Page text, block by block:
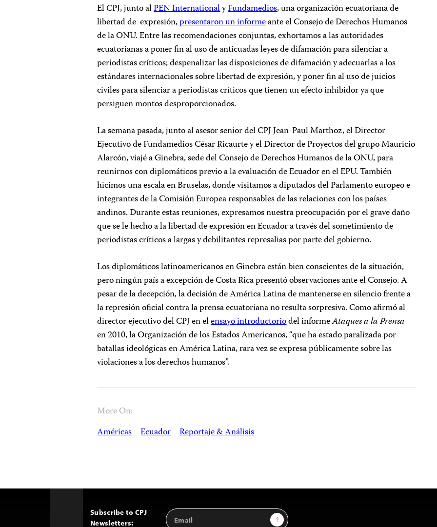
El CPJ, junto alPEN InternationalyFundamedios, una organización ecuatoriana de
libertad de expresión,presentaron un informeante el Consejo de Derechos Humanos
de la ONU. Entre las recomendaciones conjuntas, exhortamos a las autoridades
ecuatorianas a poner fin al uso de anticuadas leyes de difamación para silenciar a
periodistas críticos; despenalizar las disposiciones de difamación y adecuarlas a los
estándares internacionales sobre libertad de expresión, y poner fin al uso de juicios
civiles para silenciar a periodistas críticos que tienen un efecto inhibidor ya que
persiguen montos desproporcionados.
La semana pasada, junto al asesor senior del CPJ Jean-Paul Marthoz, el Director
Ejecutivo de Fundamedios César Ricaurte y el Director de Proyectos del grupo Mauricio
Alarcón, viajé a Ginebra, sede del Consejo de Derechos Humanos de la ONU, para
reunirnos con diplomáticos previo a la evaluación de Ecuador en el EPU. También
hicimos una escala en Bruselas, donde visitamos a diputados del Parlamento europeo e
integrantes de la Comisión Europea responsables de las relaciones con los países
andinos. Durante estas reuniones, expresamos nuestra preocupación por el grave daño
que se le hecho a la libertad de expresión en Ecuador a través del sometimiento de
periodistas críticos a largas y debilitantes represalias por parte del gobierno.
Los diplomáticos latinoamericanos en Ginebra están bien conscientes de la situación,
pero ningún país a excepción de Costa Rica presentó observaciones ante el Consejo. A
pesar de la decepción, la decisión de América Latina de mantenerse en silencio frente a
la represión oficial contra la prensa ecuatoriana no resulta sorpresiva. Como afirmó al
director ejecutivo del CPJ en elensayo introductoriodel informeAtaques a la Prensa
en 2010, la Organización de los Estados Americanos, “que ha estado paralizada por
batallas ideológicas en América Latina, rara vez se expresa públicamente sobre las
violaciones a los derechos humanos”.
More On:
Américas Ecuador Reportaje & Análisis
Subscribe to CPJ
Newsletters:
Email
Address
Sign Up